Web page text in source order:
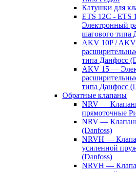
Катушки для
ETS 12C -
Электронный
шагового типа
AKV 10P /
типа Данфосс
AKV 15 —
типа Данфосс
Обратные клапаны
NRV —
прямоточные
NRV —
(Danfoss)
NRVH —
усиленной
(Danfoss)
NRVH —